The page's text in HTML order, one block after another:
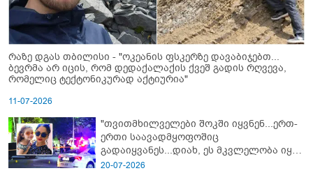
რაზე დგას თბილისი - "ოკეანის ფსკერზე დავაბიჯებთ...
ბევრმა არ იცის, რომ დედაქალაქის ქვეშ გადის რღვევა,
რომელიც ტექტონიკურად აქტიურია"
11-07-2026
"თვითმხილველები შოკში იყვნენ...ერთ-
ერთი საავადმყოფოშიც
გადაიყვანეს...დიახ, ეს მკვლელობა იყო"
- გორში დატრიალებული ტრაგედიის
20-07-2026